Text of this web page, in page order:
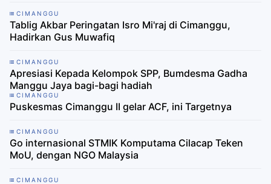
CIMANGGU
Tablig Akbar Peringatan Isro Mi'raj di Cimanggu,
Hadirkan Gus Muwafiq
CIMANGGU
Apresiasi Kepada Kelompok SPP, Bumdesma Gadha
Manggu Jaya bagi-bagi hadiah
CIMANGGU
Puskesmas Cimanggu II gelar ACF, ini Targetnya
CIMANGGU
Go internasional STMIK Komputama Cilacap Teken
MoU, dengan NGO Malaysia
CIMANGGU